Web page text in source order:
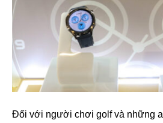
Đối với người chơi golf và những